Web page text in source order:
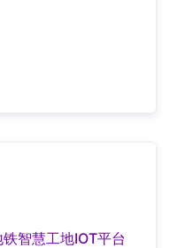
智慧工地IOT平台